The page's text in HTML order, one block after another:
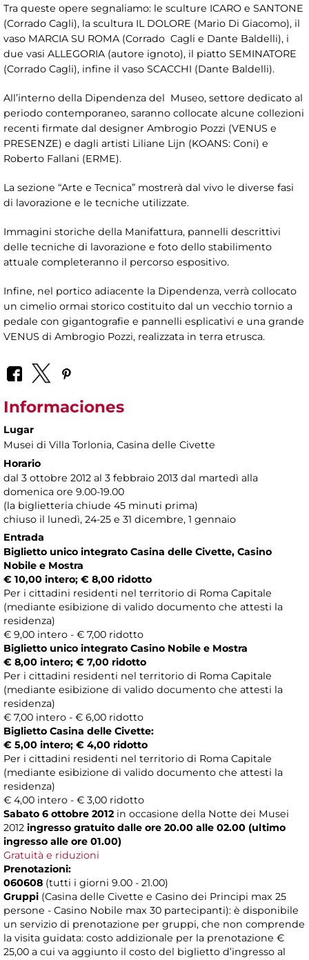
Tra queste opere segnaliamo: le sculture ICARO e SANTONE
(Corrado Cagli), la scultura IL DOLORE (Mario Di Giacomo), il
vaso MARCIA SU ROMA (Corrado Cagli e Dante Baldelli), i
due vasi ALLEGORIA (autore ignoto), il piatto SEMINATORE
(Corrado Cagli), infine il vaso SCACCHI (Dante Baldelli).
All’interno della Dipendenza del Museo, settore dedicato al
periodo contemporaneo, saranno collocate alcune collezioni
recenti firmate dal designer Ambrogio Pozzi (VENUS e
PRESENZE) e dagli artisti Liliane Lijn (KOANS: Coni) e
Roberto Fallani (ERME).
La sezione “Arte e Tecnica” mostrerà dal vivo le diverse fasi
di lavorazione e le tecniche utilizzate.
Immagini storiche della Manifattura, pannelli descrittivi
delle tecniche di lavorazione e foto dello stabilimento
attuale completeranno il percorso espositivo.
Infine, nel portico adiacente la Dipendenza, verrà collocato
un cimelio ormai storico costituito dal un vecchio tornio a
pedale con gigantografie e pannelli esplicativi e una grande
VENUS di Ambrogio Pozzi, realizzata in terra etrusca.
Informaciones
Lugar
Musei di Villa Torlonia, Casina delle Civette
Horario
dal 3 ottobre 2012 al 3 febbraio 2013 dal martedì alla
domenica ore 9.00-19.00
(la biglietteria chiude 45 minuti prima)
chiuso il lunedì, 24-25 e 31 dicembre, 1 gennaio
Entrada
Biglietto unico integrato Casina delle Civette, Casino
Nobile e Mostra
€ 10,00 intero; € 8,00 ridotto
Per i cittadini residenti nel territorio di Roma Capitale
(mediante esibizione di valido documento che attesti la
residenza)
€ 9,00 intero - € 7,00 ridotto
Biglietto unico integrato Casino Nobile e Mostra
€ 8,00 intero; € 7,00 ridotto
Per i cittadini residenti nel territorio di Roma Capitale
(mediante esibizione di valido documento che attesti la
residenza)
€ 7,00 intero - € 6,00 ridotto
Biglietto Casina delle Civette:
€ 5,00 intero; € 4,00 ridotto
Per i cittadini residenti nel territorio di Roma Capitale
(mediante esibizione di valido documento che attesti la
residenza)
€ 4,00 intero - € 3,00 ridotto
Sabato 6 ottobre 2012 in occasione della Notte dei Musei
2012 ingresso gratuito dalle ore 20.00 alle 02.00 (ultimo
ingresso alle ore 01.00)
Gratuità e riduzioni
Prenotazioni:
060608 (tutti i giorni 9.00 - 21.00)
Gruppi (Casina delle Civette e Casino dei Principi max 25
persone - Casino Nobile max 30 partecipanti): è disponibile
un servizio di prenotazione per gruppi, che non comprende
la visita guidata: costo addizionale per la prenotazione €
25,00 a cui va aggiunto il costo del biglietto d’ingresso al